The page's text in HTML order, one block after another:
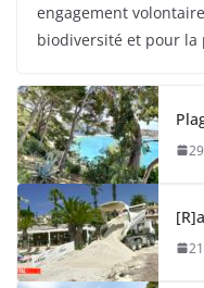
engagement
biodiversité et pour la